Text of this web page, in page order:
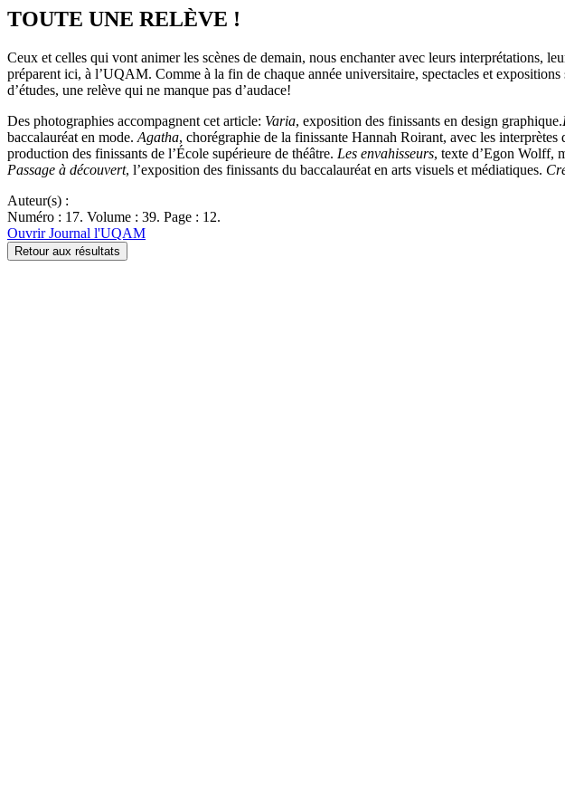
TOUTE UNE RELÈVE !
Ceux et celles qui vont animer les scènes de demain, nous enchanter avec leurs interprétations,
préparent ici, à l’UQAM. Comme à la fin de chaque année universitaire, spectacles et
d’études, une relève qui ne manque pas d’audace!
Des photographies accompagnent cet article: Varia, exposition des finissants en design graphique.
baccalauréat en mode. Agatha, chorégraphie de la finissante Hannah Roirant, avec les interprètes
production des finissants de l’École supérieure de théâtre. Les envahisseurs, texte d’Egon Wolff,
Passage à découvert, l’exposition des finissants du baccalauréat en arts visuels et médiatiques.
Auteur(s) :
Numéro : 17. Volume : 39. Page : 12.
Ouvrir Journal l'UQAM
Retour aux résultats